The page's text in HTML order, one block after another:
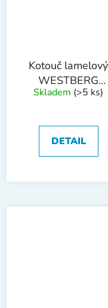
Kotouč lamelový
WESTBERG
125mm P60
Skladem (>5 ks)
DETAIL